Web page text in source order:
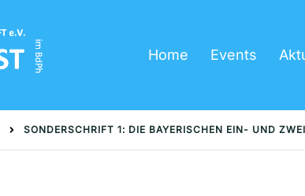
Home Events
SONDERSCHRIFT 1: DIE BAYERISCHEN EIN- UND